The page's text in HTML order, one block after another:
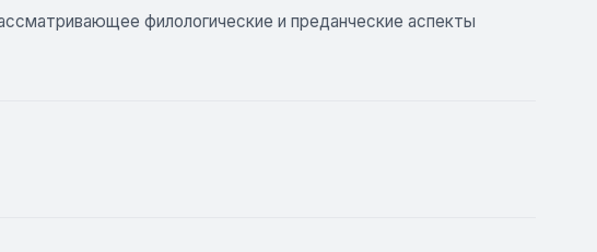
филологические и преданческие аспекты